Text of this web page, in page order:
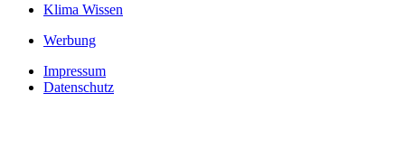
Klima Wissen
Werbung
Impressum
Datenschutz